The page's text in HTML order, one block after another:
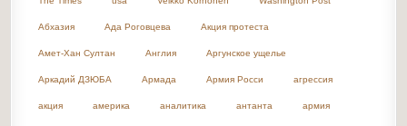
Абхазия Ада Роговцева Акция протеста
Амет-Хан Султан Англия Аргунское ущелье
Аркадий ДЗЮБА Армада Армия Росси агрессия
акция америка аналитика антанта армия